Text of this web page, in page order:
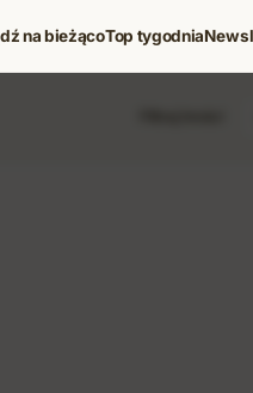
na bieżącoTop tygodnia